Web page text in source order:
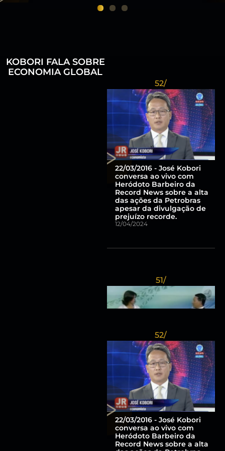
KOBORI FALA SOBRE
ECONOMIA GLOBAL
52/
22/03/2016 - José Kobori
conversa ao vivo com
Heródoto Barbeiro da
Record News sobre a alta
das ações da Petrobras
apesar da divulgação de
prejuízo recorde.
12/04/2024
51/
28/11/2011 - José Kobori
analisa a economia
brasileira em 2011 em
entrevista ao Jornal
Repórter Brasil e fala sobre
inflação e crise européia.
12/04/2024
52/
22/03/2016 - José Kobori
conversa ao vivo com
Heródoto Barbeiro da
Record News sobre a alta